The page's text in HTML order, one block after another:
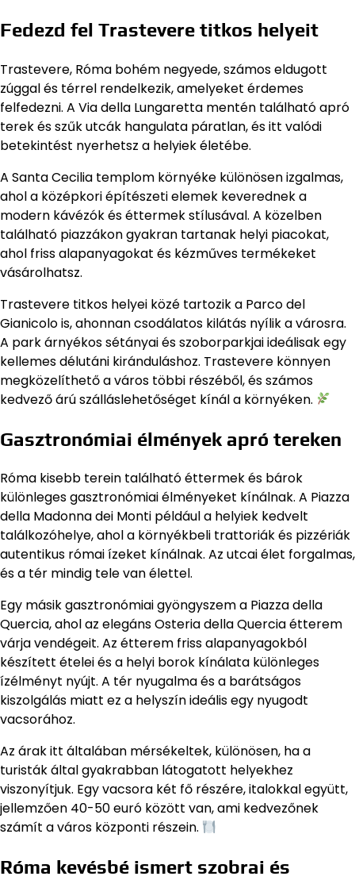
Fedezd fel Trastevere titkos helyeit
Trastevere, Róma bohém negyede, számos eldugott
zúggal és térrel rendelkezik, amelyeket érdemes
felfedezni. A Via della Lungaretta mentén található apró
terek és szűk utcák hangulata páratlan, és itt valódi
betekintést nyerhetsz a helyiek életébe.
A Santa Cecilia templom környéke különösen izgalmas,
ahol a középkori építészeti elemek keverednek a
modern kávézók és éttermek stílusával. A közelben
található piazzákon gyakran tartanak helyi piacokat,
ahol friss alapanyagokat és kézműves termékeket
vásárolhatsz.
Trastevere titkos helyei közé tartozik a Parco del
Gianicolo is, ahonnan csodálatos kilátás nyílik a városra.
A park árnyékos sétányai és szoborparkjai ideálisak egy
kellemes délutáni kiránduláshoz. Trastevere könnyen
megközelíthető a város többi részéből, és számos
kedvező árú szálláslehetőséget kínál a környéken.
Gasztronómiai élmények apró tereken
Róma kisebb terein található éttermek és bárok
különleges gasztronómiai élményeket kínálnak. A Piazza
della Madonna dei Monti például a helyiek kedvelt
találkozóhelye, ahol a környékbeli trattoriák és pizzériák
autentikus római ízeket kínálnak. Az utcai élet forgalmas,
és a tér mindig tele van élettel.
Egy másik gasztronómiai gyöngyszem a Piazza della
Quercia, ahol az elegáns Osteria della Quercia étterem
várja vendégeit. Az étterem friss alapanyagokból
készített ételei és a helyi borok kínálata különleges
ízélményt nyújt. A tér nyugalma és a barátságos
kiszolgálás miatt ez a helyszín ideális egy nyugodt
vacsorához.
Az árak itt általában mérsékeltek, különösen, ha a
turisták által gyakrabban látogatott helyekhez
viszonyítjuk. Egy vacsora két fő részére, italokkal együtt,
jellemzően 40-50 euró között van, ami kedvezőnek
számít a város központi részein.
Róma kevésbé ismert szobrai és